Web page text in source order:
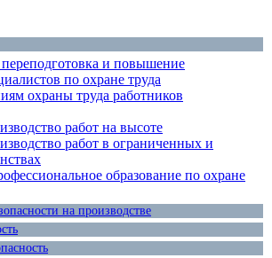
и повышение
по охране труда
охраны труда работников
работ на высоте
работ в ограниченных и
образование по охране
на производстве